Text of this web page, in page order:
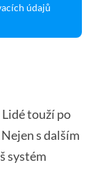
údajů
touží po
s dalším
systém